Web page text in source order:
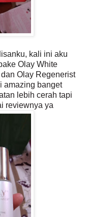
kali ini aku
Olay White
Olay Regenerist
amazing banget
lebih cerah tapi
reviewnya ya